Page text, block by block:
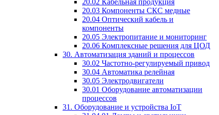
20.03 Компоненты СКС медные
20.04 Оптический кабель и
компоненты
20.05 Электропитание и мониторинг
20.06 Комплексные решения для ЦОД
30. Автоматизация зданий и процессов
30.02 Частотно-регулируемый привод
30.04 Автоматика релейная
30.05 Электродвигатели
30.01 Оборудование автоматизации
процессов
31. Оборудование и устройства IoT